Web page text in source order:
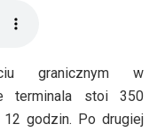
granicznym w
terminala stoi 350
godzin. Po drugiej